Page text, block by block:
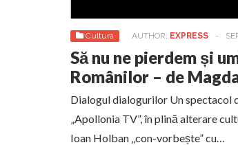
Cultura AUTHOR: EXPRESS -
Să nu ne pierdem și
Românilor – de
Dialogul dialogurilor Un spectacol
„Apollonia TV”, în plină alterare
Ioan Holban „con-vorbește” cu…